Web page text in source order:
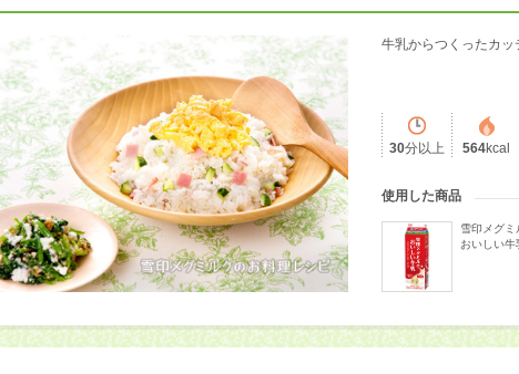
牛乳からつくったカッ
30分以上 564kcal
使用した商品
雪印メグミ
おいしい牛